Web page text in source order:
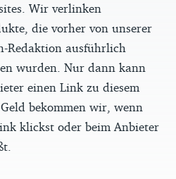
Wir verlinken
die vorher von unserer
Redaktion ausführlich
wurden. Nur dann kann
einen Link zu diesem
bekommen wir, wenn
klickst oder beim Anbieter